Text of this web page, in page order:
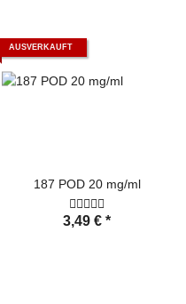
AUSVERKAUFT
187 POD 20 mg/ml
3,49 € *